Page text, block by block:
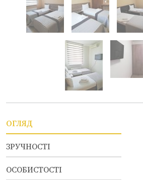
ОГЛЯД
ЗРУЧНОСТІ
ОСОБИСТОСТІ